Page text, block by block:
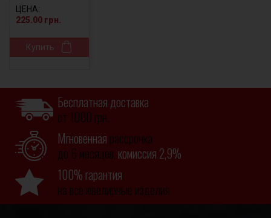
ЦЕНА:
225.00 грн.
Купить
Бесплатная доставка
от 1000 грн.
Мгновенная рассрочка
до 6 месяцев, комиссия 2,9%
100% гарантия
на все ювелирные изделия